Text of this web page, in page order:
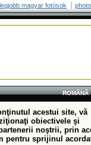
legjobb magyar fotósok
ROMÂNĂ
acestui site, vă
obiectivele şi
noştrii, prin
pentru sprijinul